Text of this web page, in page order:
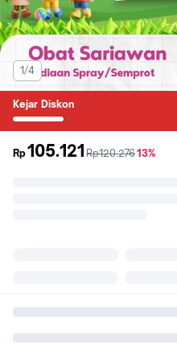
1/4
Kejar Diskon
Rp105.121 sebelum
Rp120.276diskon
13%